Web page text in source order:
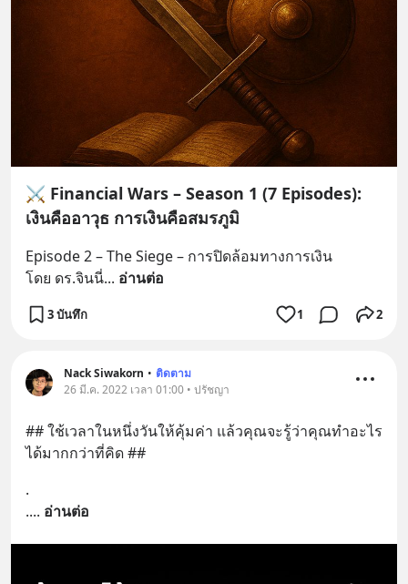
⚔️ Financial Wars – Season 1 (7 Episodes):
เงินคืออาวุธ การเงินคือสมรภูมิ
Episode 2 – The Siege – การปิดล้อมทางการเงิน
โดย ดร.จินนี่... อ่านต่อ
3 บันทึก 1 2
Nack Siwakorn • ติดตาม
26 มี.ค. 2022 เวลา 01:00 • ปรัชญา
## ใช้เวลาในหนึ่งวันให้คุ้มค่า แล้วคุณจะรู้ว่าคุณทำอะไร
ได้มากกว่าที่คิด ##
.
.... อ่านต่อ